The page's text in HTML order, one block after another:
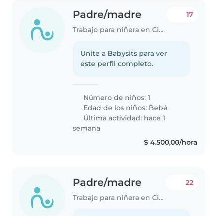
Padre/madre
Trabajo para niñera en Ciudad de Salta
17
Unite a Babysits para ver
este perfil completo.
Número de niños: 1
Edad de los niños: Bebé
Última actividad: hace 1
semana
$ 4.500,00/hora
Padre/madre
Trabajo para niñera en Ciudad de Salta
22